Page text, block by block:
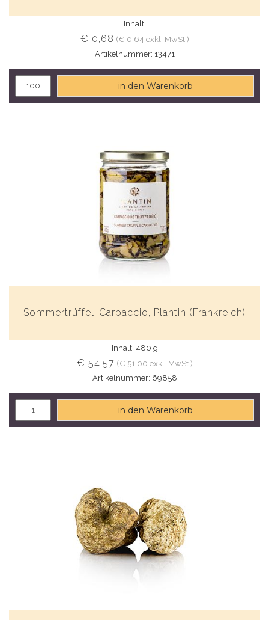
Inhalt:
€ 0,68 (€ 0,64 exkl. MwSt.)
Artikelnummer: 13471
in den Warenkorb
Sommertrüffel-Carpaccio, Plantin (Frankreich)
Inhalt: 480 g
€ 54,57 (€ 51,00 exkl. MwSt.)
Artikelnummer: 69858
in den Warenkorb